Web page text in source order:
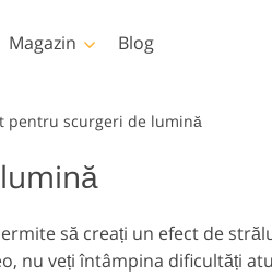
imobiliare
Magazin
Ziua
Blog
pentru scurgeri de lumină
să creați un efect de
nu veți întâmpina dificultăți